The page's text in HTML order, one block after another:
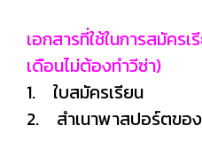
เอกสารที่ใช้ในการสมัคร
เดือนไม่ต้องทำวีซ่า)
1. ใบสมัครเรียน
2. สำเนาพาสปอร์ตขอ